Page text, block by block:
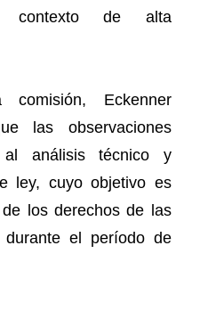
contexto de alta
Eckenner
las observaciones
al análisis técnico y
ley, cuyo objetivo es
los derechos de las
el período de